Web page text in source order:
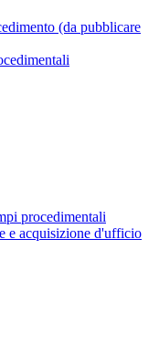
(da pubblicare
procedimentali
e acquisizione d'ufficio